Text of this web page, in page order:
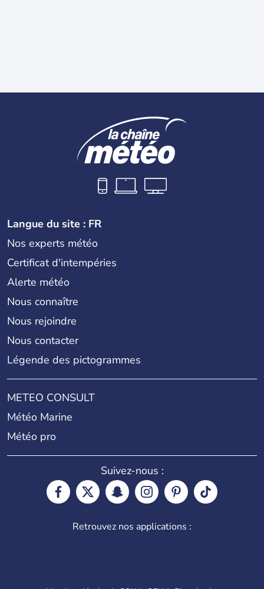
Langue du site : FR
Nos experts météo
Certificat d'intempéries
Alerte météo
Nous connaître
Nous rejoindre
Nous contacter
Légende des pictogrammes
METEO CONSULT
Météo Marine
Météo pro
Suivez-nous :
Retrouvez nos applications :